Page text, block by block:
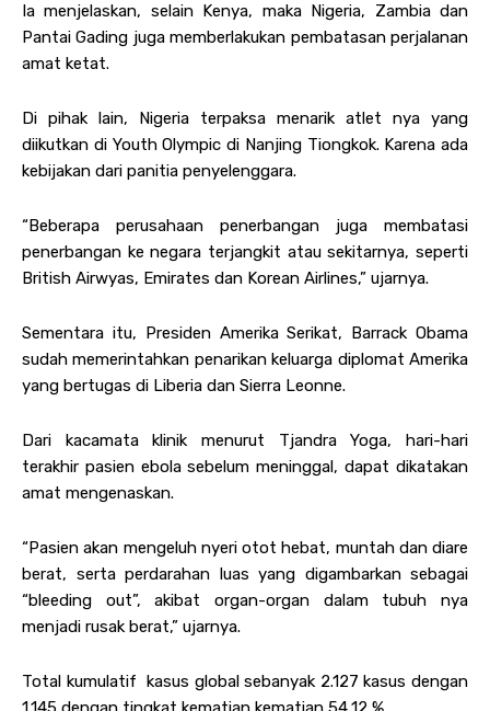
Ia menjelaskan, selain Kenya, maka Nigeria, Zambia dan
Pantai Gading juga memberlakukan pembatasan perjalanan
amat ketat.
Di pihak lain, Nigeria terpaksa menarik atlet nya yang
diikutkan di Youth Olympic di Nanjing Tiongkok. Karena ada
kebijakan dari panitia penyelenggara.
“Beberapa perusahaan penerbangan juga membatasi
penerbangan ke negara terjangkit atau sekitarnya, seperti
British Airwyas, Emirates dan Korean Airlines,” ujarnya.
Sementara itu, Presiden Amerika Serikat, Barrack Obama
sudah memerintahkan penarikan keluarga diplomat Amerika
yang bertugas di Liberia dan Sierra Leonne.
Dari kacamata klinik menurut Tjandra Yoga, hari-hari
terakhir pasien ebola sebelum meninggal, dapat dikatakan
amat mengenaskan‎.
“Pasien akan mengeluh nyeri otot hebat, muntah dan diare
berat, serta perdarahan luas yang digambarkan sebagai
“bleeding out”, akibat organ-organ dalam tubuh nya
menjadi rusak berat,” ujarnya.
Total kumulatif kasus global sebanyak 2.127 kasus dengan